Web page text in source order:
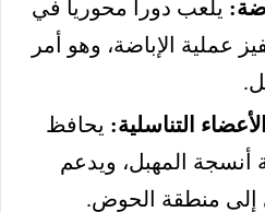
يلعب دوراً محورياً في
عملية الإباضة، وهو أمر
التناسلية: يحافظ
المهبل، ويدعم
إلى منطقة الحوض.